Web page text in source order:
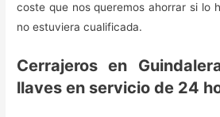
coste que nos queremos ahorrar si lo
no estuviera cualificada.
Cerrajeros en
llaves en servicio de 24